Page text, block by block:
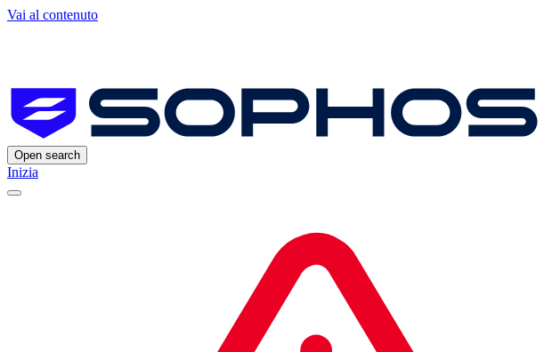
Vai al contenuto
Open search
Inizia